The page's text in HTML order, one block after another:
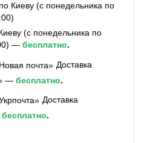
(с понедельника по
— бесплатно.
Доставка
— бесплатно.
Доставка
бесплатно.